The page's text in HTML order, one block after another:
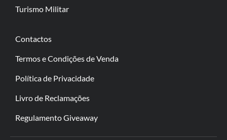
Turismo Militar
Contactos
Termos e Condições de Venda
Política de Privacidade
Livro de Reclamações
Regulamento Giveaway